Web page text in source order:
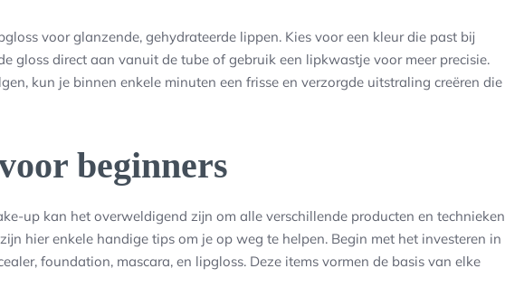
voor glanzende, gehydrateerde lippen. Kies voor een kleur die past bij
gloss direct aan vanuit de tube of gebruik een lipkwastje voor meer precisie.
kun je binnen enkele minuten een frisse en verzorgde uitstraling creëren die
beginners
up kan het overweldigend zijn om alle verschillende producten en technieken
hier enkele handige tips om je op weg te helpen. Begin met het investeren in
foundation, mascara, en lipgloss. Deze items vormen de basis van elke